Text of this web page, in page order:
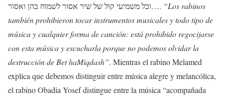
וכל משמיעי קול של שיר אסור לשמוח בהן ואסור…. “Los rabinos
también prohibieron tocar instrumentos musicales y todo tipo de
música y cualquier forma de canción: está prohibido regocijarse
con esta música y escucharla porque no podemos olvidar la
destrucción de Bet haMiqdash”. Mientras el rabino Melamed
explica que debemos distinguir entre música alegre y melancólica,
el rabino Obadia Yosef distingue entre la música “acompañada